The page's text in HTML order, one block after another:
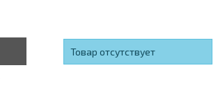
Товар отсутствует